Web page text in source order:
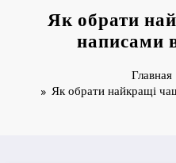
Як обрати
написами
Главная
Як обрати найкращі